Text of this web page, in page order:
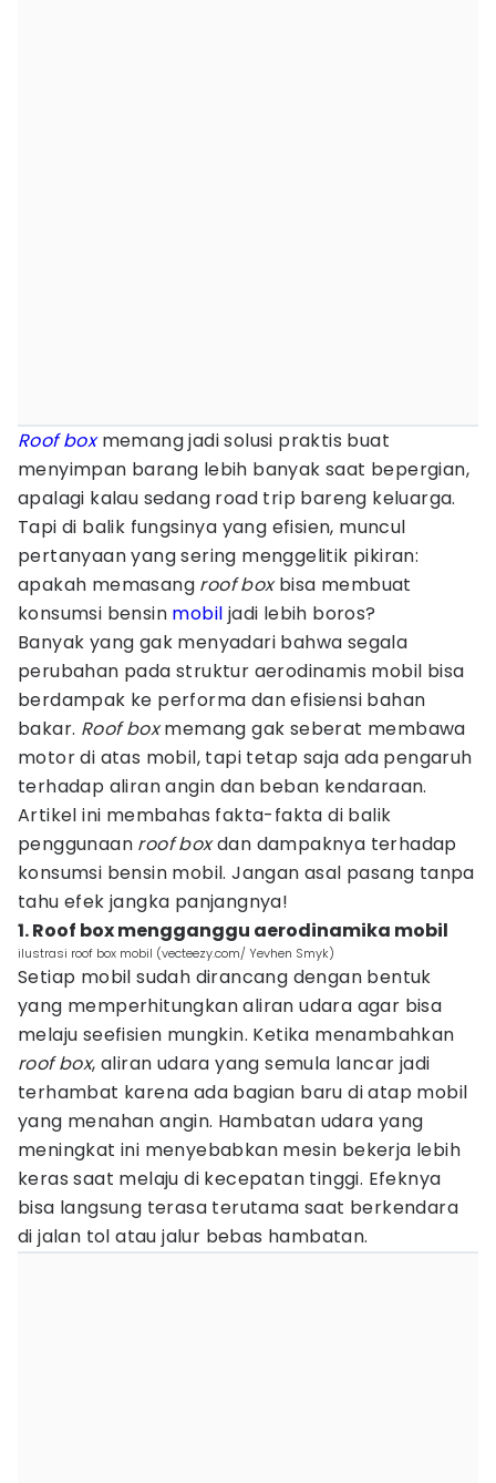
Roof boxmemang jadi solusi praktis buat
menyimpan barang lebih banyak saat bepergian,
apalagi kalau sedang road trip bareng keluarga.
Tapi di balik fungsinya yang efisien, muncul
pertanyaan yang sering menggelitik pikiran:
apakah memasang roof boxbisa membuat
konsumsi bensin mobil jadi lebih boros?
Banyak yang gak menyadari bahwa segala
perubahan pada struktur aerodinamis mobil bisa
berdampak ke performa dan efisiensi bahan
bakar. Roof boxmemang gak seberat membawa
motor di atas mobil, tapi tetap saja ada pengaruh
terhadap aliran angin dan beban kendaraan.
Artikel ini membahas fakta-fakta di balik
penggunaan roof boxdan dampaknya terhadap
konsumsi bensin mobil. Jangan asal pasang tanpa
tahu efek jangka panjangnya!
1. Roof box mengganggu aerodinamika mobil
ilustrasi roof box mobil (vecteezy.com/ Yevhen Smyk)
Setiap mobil sudah dirancang dengan bentuk
yang memperhitungkan aliran udara agar bisa
melaju seefisien mungkin. Ketika menambahkan
roof box, aliran udara yang semula lancar jadi
terhambat karena ada bagian baru di atap mobil
yang menahan angin. Hambatan udara yang
meningkat ini menyebabkan mesin bekerja lebih
keras saat melaju di kecepatan tinggi. Efeknya
bisa langsung terasa terutama saat berkendara
di jalan tol atau jalur bebas hambatan.